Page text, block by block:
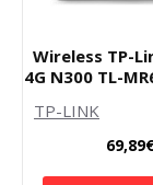
TP-LINK
Wireless TP-
4G N300 TL-